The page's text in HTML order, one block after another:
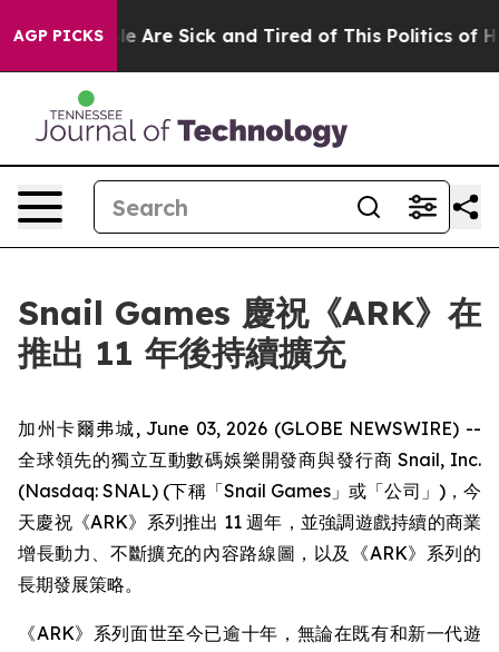
AGP PICKS
“People Are Sick and Tired of This Politics of
Snail Games 慶祝《ARK》在
推出 11 年後持續擴充
加州卡爾弗城, June 03, 2026 (GLOBE NEWSWIRE) --
全球領先的獨立互動數碼娛樂開發商與發行商 Snail, Inc.
(Nasdaq: SNAL) (下稱「Snail Games」或「公司」)，今
天慶祝《ARK》系列推出 11 週年，並強調遊戲持續的商業
增長動力、不斷擴充的內容路線圖，以及《ARK》系列的
長期發展策略。
《ARK》系列面世至今已逾十年，無論在既有和新一代遊